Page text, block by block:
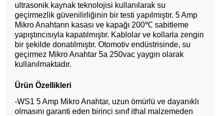
ultrasonik kaynak teknolojisi kullanılarak su
geçirmezlik güvenilirliğinin bir testi yapılmıştır. 5 Amp
Mikro Anahtarın kasası ve kapağı 200℃ sabitleme
yapıştırıcısıyla kapatılmıştır. Kablolar ve kollarla zengin
bir şekilde donatılmıştır. Otomotiv endüstrisinde, su
geçirmez Mikro Anahtar 5a 250vac yaygın olarak
kullanılmaktadır.
Ürün Özellikleri
-WS1 5 Amp Mikro Anahtar, uzun ömürlü ve dayanıklı
olmasını garanti eden birinci sınıf ithal malzemeden